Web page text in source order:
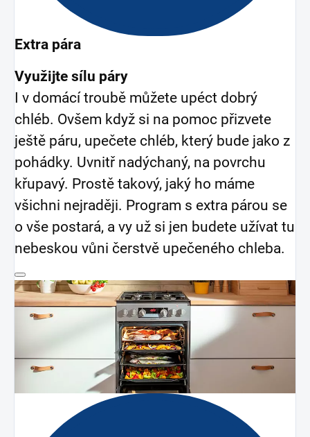
Extra pára
Využijte sílu páry
I v domácí troubě můžete upéct dobrý
chléb. Ovšem když si na pomoc přizvete
ještě páru, upečete chléb, který bude jako z
pohádky. Uvnitř nadýchaný, na povrchu
křupavý. Prostě takový, jaký ho máme
všichni nejraději. Program s extra párou se
o vše postará, a vy už si jen budete užívat tu
nebeskou vůni čerstvě upečeného chleba.